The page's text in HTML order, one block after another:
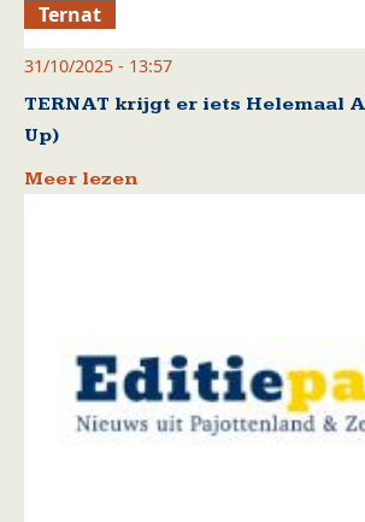
Ternat
31/10/2025 - 13:57
TERNAT krijgt er iets Helemaal
Up)
Meer lezen